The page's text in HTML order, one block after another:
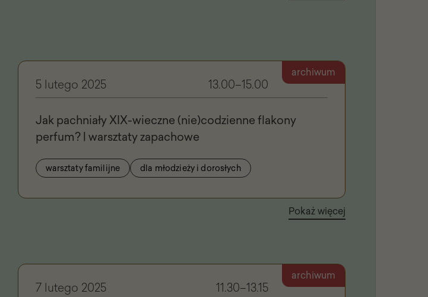
archiwum
5 lutego 2025 13.00–15.00
Jak pachniały XIX-wieczne (nie)codzienne flakony
perfum? | warsztaty zapachowe
warsztaty familijne dla młodzieży i dorosłych
Pokaż więcej
archiwum
7 lutego 2025 11.30–13.15